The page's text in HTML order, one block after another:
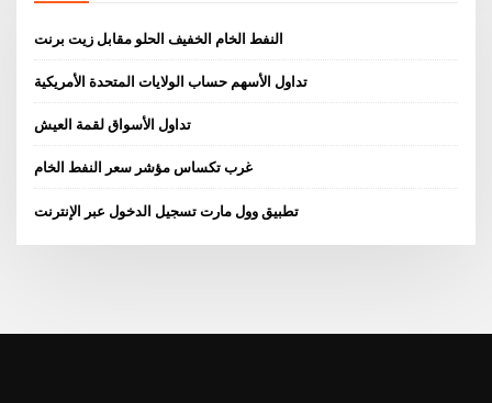
النفط الخام الخفيف الحلو مقابل زيت برنت
تداول الأسهم حساب الولايات المتحدة الأمريكية
تداول الأسواق لقمة العيش
غرب تكساس مؤشر سعر النفط الخام
تطبيق وول مارت تسجيل الدخول عبر الإنترنت